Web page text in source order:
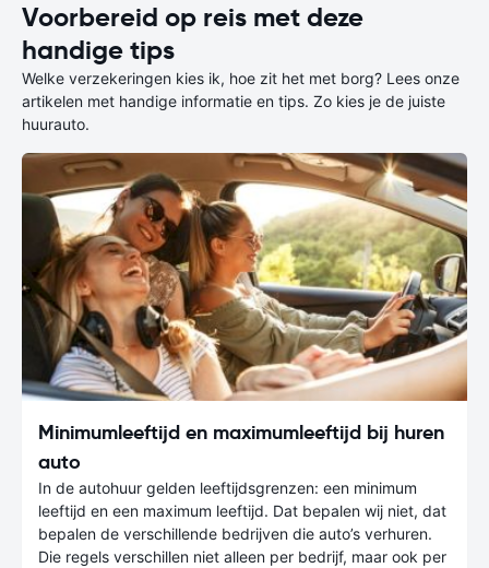
Voorbereid op reis met deze
handige tips
Welke verzekeringen kies ik, hoe zit het met borg? Lees onze
artikelen met handige informatie en tips. Zo kies je de juiste
huurauto.
Minimumleeftijd en maximumleeftijd bij huren
auto
In de autohuur gelden leeftijdsgrenzen: een minimum
leeftijd en een maximum leeftijd. Dat bepalen wij niet, dat
bepalen de verschillende bedrijven die auto’s verhuren.
Die regels verschillen niet alleen per bedrijf, maar ook per